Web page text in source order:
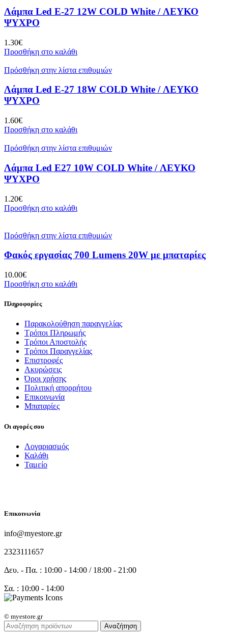
Λάμπα Led E-27 12W COLD White / ΛΕΥΚΟ
ΨΥΧΡΟ
1.30€
Προσθήκη στο καλάθι
Πρόσθήκη στην λίστα επιθυμιών
Λάμπα Led E-27 18W COLD White / ΛΕΥΚΟ
ΨΥΧΡΟ
1.60€
Προσθήκη στο καλάθι
Πρόσθήκη στην λίστα επιθυμιών
Λάμπα Led E27 10W COLD White / ΛΕΥΚΟ
ΨΥΧΡΟ
1.20€
Προσθήκη στο καλάθι
Πρόσθήκη στην λίστα επιθυμιών
Φακός εργασίας 700 Lumens 20W με μπαταρίες
10.00€
Προσθήκη στο καλάθι
Πληροφορίες
Παρακολούθηση παραγγελίας
Τρόποι Πληρωμής
Τρόποι Αποστολής
Τρόποι Παραγγελίας
Επιστροφές
Ακυρώσεις
Όροι χρήσης
Πολιτική απορρήτου
Επικοινωνία
Μπαταρίες
Οι αγορές σου
Λογαριασμός
Καλάθι
Ταμείο
Επικοινωνία
info@myestore.gr
2323111657
Δευ. - Πα. : 10:00 - 14:00 / 18:00 - 21:00
Σα. : 10:00 - 14:00
© myestore.gr
Αναζήτηση